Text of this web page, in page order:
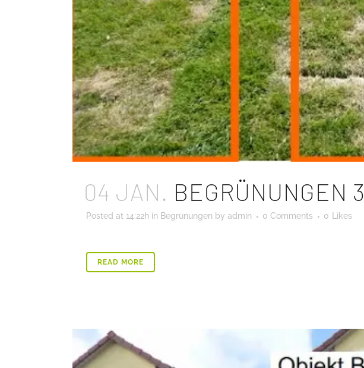
04 JAN. BEGRÜNUNGEN 3
Posted at 14:22h in Begrünungen by admin 0 Comments 0 Likes
READ MORE